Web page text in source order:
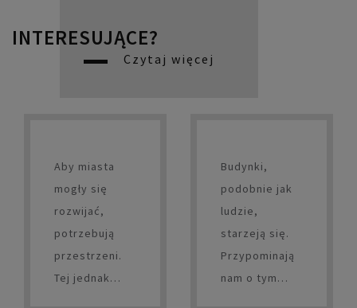
INTERESUJĄCE?
Czytaj więcej
Aby miasta
mogły się
rozwijać,
potrzebują
przestrzeni.
Tej jednak
Budynki,
podobnie jak
ludzie,
starzeją się.
Przypominają
nam o tym